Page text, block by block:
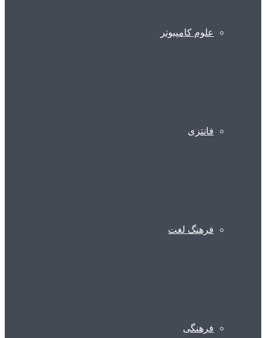
علوم کامپیوتر
فانتزی
فرهنگ لغت
فرهنگی